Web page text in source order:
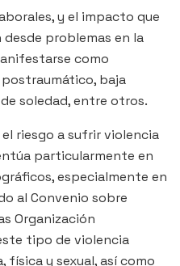
y el impacto que
problemas en la
como
baja
soledad, entre otros.
riesgo a sufrir violencia
particularmente en
especialmente en
al Convenio sobre
Organización
tipo de violencia
y sexual, así como